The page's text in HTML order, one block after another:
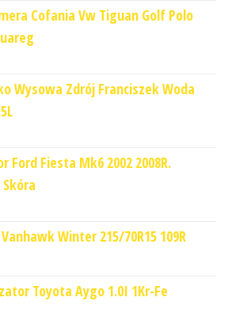
Cofania Vw Tiguan Golf Polo
Wysowa Zdrój Franciszek Woda
Ford Fiesta Mk6 2002 2008R.
Winter 215/70R15 109R
Toyota Aygo 1.0I 1Kr-Fe